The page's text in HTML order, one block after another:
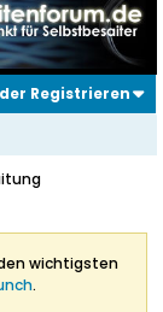
Registrieren
wichtigsten
.